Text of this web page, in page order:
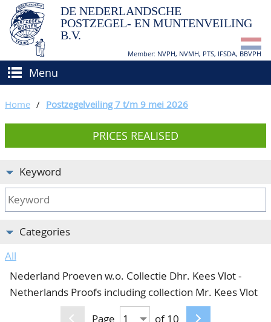
DE NEDERLANDSCHE
POSTZEGEL- EN MUNTENVEILING
B.V.
Member: NVPH, NVMH, PTS, IFSDA, BBVPH
Menu
BUY AND SELL
How to sell?
How to buy?
Conditions
BIDDING
APPRAISALS
CATALOGUE/RESULTS
CALENDAR
Our Team
80 Years NPV
CONTACT
Home / Postzegelveiling 7 t/m 9 mei 2026
PRICES REALISED
Keyword
Categories
All
Nederland Proeven w.o. Collectie Dhr. Kees Vlot -
Netherlands Proofs including collection Mr. Kees Vlot
Page
of 10